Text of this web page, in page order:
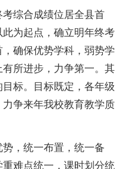
综合成绩位居全县首
为起点，确立明年终考
确保优势学科，弱势学
所进步，力争第一。其
标。目标既定，各年级
争来年我校教育教学质
，统一布置，统一备
难点统一，课时划分统